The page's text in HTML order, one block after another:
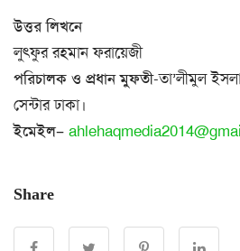
উত্তর লিখনে
লুৎফুর রহমান ফরায়েজী
পরিচালক ও প্রধান মুফতী-তা’লীমুল
সেন্টার ঢাকা।
ইমেইল–
Share